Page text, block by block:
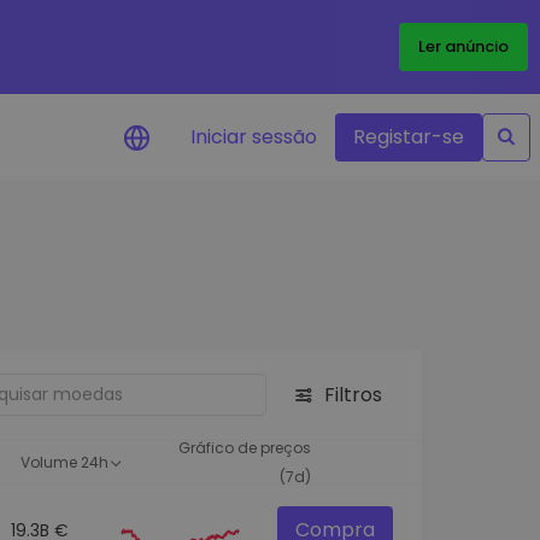
Ler anúncio
investimento
Ideias inteligentes para um
desempenho ótimo
Iniciar sessão Registar-se
Filtros
Volume 24h
Gráfico de preços
(7d)
19.3B € Compra